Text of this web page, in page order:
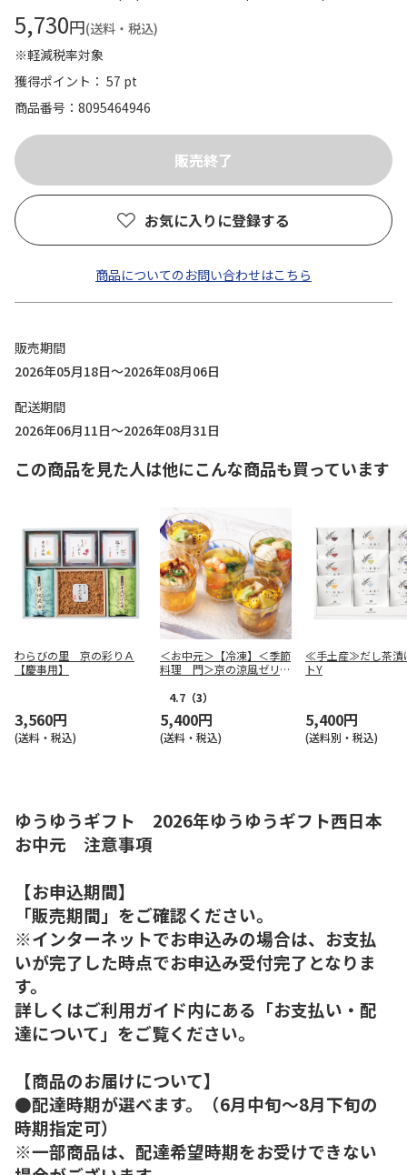
5,730円(送料・税込)
※軽減税率対象
獲得ポイント： 57 pt
商品番号
8095464946
お気に入りに登録する
商品についてのお問い合わせはこちら
販売期間
2026年05月18日～2026年08月06日
配送期間
2026年06月11日～2026年08月31日
この商品を見た人は他にこんな商品も買っています
わらびの里 京の彩りＡ
【慶事用】
3,560円
(送料・税込)
＜お中元＞【冷凍】＜季節
料理 門＞京の涼風ゼリー
4.7 （3）
5,400円
(送料・税込)
≪手土産≫だし茶漬
トY
5,400円
(送料別・税込)
ゆうゆうギフト 2026年ゆうゆうギフト西日本
お中元 注意事項
【お申込期間】
「販売期間」をご確認ください。
※インターネットでお申込みの場合は、お支払
いが完了した時点でお申込み受付完了となりま
す。
詳しくはご利用ガイド内にある「お支払い・配
達について」をご覧ください。
【商品のお届けについて】
●配達時期が選べます。（6月中旬～8月下旬の
時期指定可）
※一部商品は、配達希望時期をお受けできない